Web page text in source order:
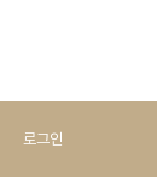
로그인